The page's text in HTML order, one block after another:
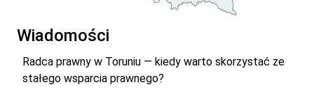
Wiadomości
Radca prawny w Toruniu — kiedy warto skorzystać ze
stałego wsparcia prawnego?